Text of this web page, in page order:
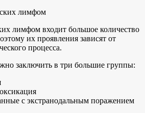
лимфом
лимфом входит большое количество
их проявления зависят от
процесса.
заключить в три большие группы:
с экстранодальным поражением